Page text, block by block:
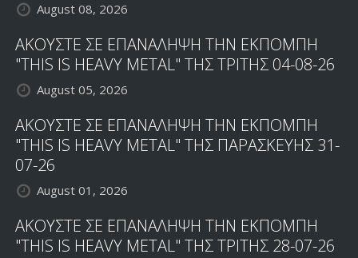
August 08, 2026
ΑΚΟΥΣΤΕ ΣΕ ΕΠΑΝΑΛΗΨΗ ΤΗΝ ΕΚΠΟΜΠΗ
"THIS IS HEAVY METAL" ΤΗΣ ΤΡΙΤΗΣ 04-08-26
August 05, 2026
ΑΚΟΥΣΤΕ ΣΕ ΕΠΑΝΑΛΗΨΗ ΤΗΝ ΕΚΠΟΜΠΗ
"THIS IS HEAVY METAL" ΤΗΣ ΠΑΡΑΣΚΕΥΗΣ 31-
07-26
August 01, 2026
ΑΚΟΥΣΤΕ ΣΕ ΕΠΑΝΑΛΗΨΗ ΤΗΝ ΕΚΠΟΜΠΗ
"THIS IS HEAVY METAL" ΤΗΣ ΤΡΙΤΗΣ 28-07-26